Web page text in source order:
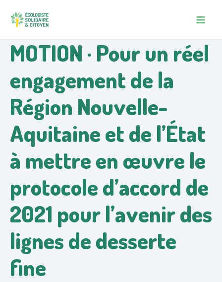
au
MAIN
MOTION · Pour un réel
engagement de la
Région Nouvelle-
Aquitaine et de l’État
à mettre en œuvre le
protocole d’accord de
2021 pour l’avenir des
lignes de desserte
fine
des